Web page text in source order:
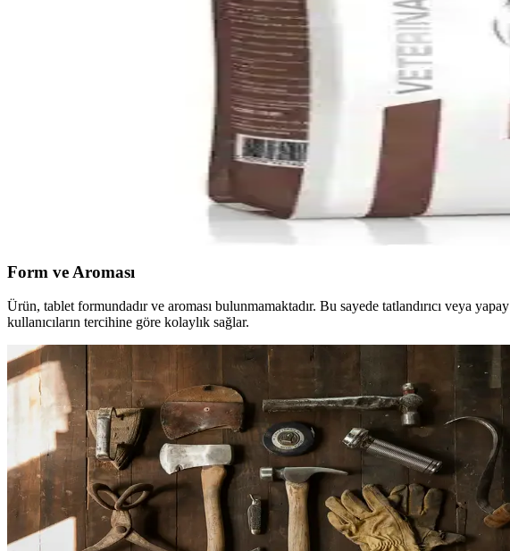
Ev Yapımı Spor İçecekleri: Kurutulmuş Meyve Tozları ve Elektrolit
Ev yapımı spor içecekleri, doğal kurutulmuş meyve tozları ve narenciye kabuklarıyla
Proteinocean BCAA+ Yeşil Elma ile Enerji Desteği ve Hızlı
Proteinocean BCAA+ Yeşil Elma, 7 g BCAA (2:1:1) ve glutamin ile elektrolit içeren toz
Royal Canin Gastrointestinal 2 kg: Kediler için bağırsak sağlığını
Gastrointestinal sorunları olan kedilere yönelik tam diyet. Yüksek sindirilebilirlik,
Form ve Aroması
Ürün, tablet formundadır ve aroması bulunmamaktadır. Bu sayede tatlandırıcı veya
kullanıcıların tercihine göre kolaylık sağlar.